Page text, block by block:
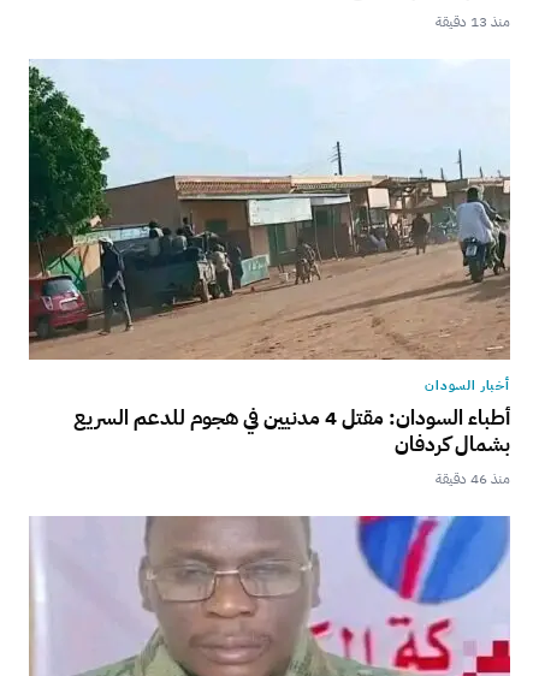
منذ 13 دقيقة
أخبار السودان
أطباء السودان: مقتل 4 مدنيين في هجوم للدعم السريع
بشمال كردفان
منذ 46 دقيقة